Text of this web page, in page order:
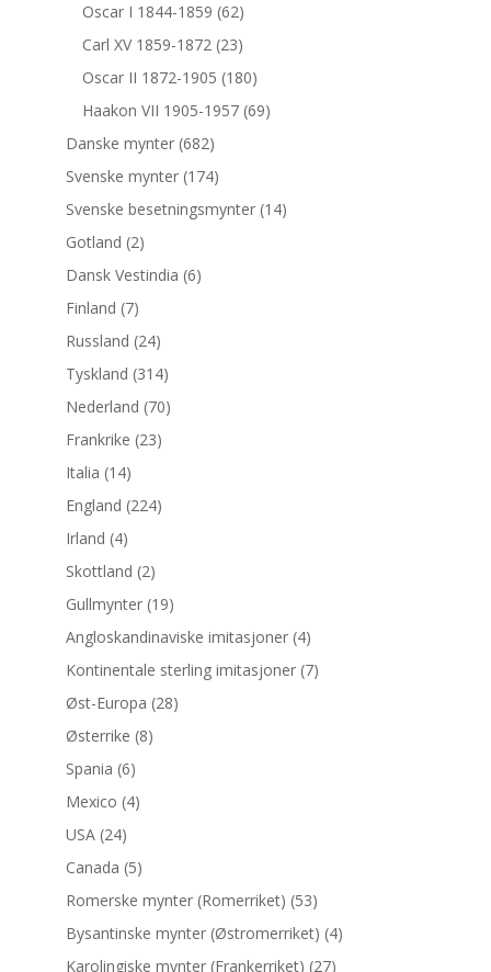
Oscar I 1844-1859 (62)
Carl XV 1859-1872 (23)
Oscar II 1872-1905 (180)
Haakon VII 1905-1957 (69)
Danske mynter (682)
Svenske mynter (174)
Svenske besetningsmynter (14)
Gotland (2)
Dansk Vestindia (6)
Finland (7)
Russland (24)
Tyskland (314)
Nederland (70)
Frankrike (23)
Italia (14)
England (224)
Irland (4)
Skottland (2)
Gullmynter (19)
Angloskandinaviske imitasjoner (4)
Kontinentale sterling imitasjoner (7)
Øst-Europa (28)
Østerrike (8)
Spania (6)
Mexico (4)
USA (24)
Canada (5)
Romerske mynter (Romerriket) (53)
Bysantinske mynter (Østromerriket) (4)
Karolingiske mynter (Frankerriket) (27)